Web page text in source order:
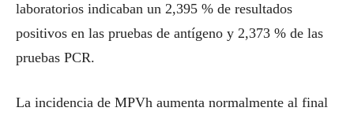
laboratorios indicaban un 2,395 % de resultados
positivos en las pruebas de antígeno y 2,373 % de las
pruebas PCR.
La incidencia de MPVh aumenta normalmente al final